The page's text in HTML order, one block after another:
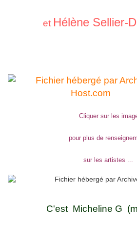
et Hélène Sellier-
Cliquer sur les
pour plus de
sur les artistes ...
C'est Micheline G